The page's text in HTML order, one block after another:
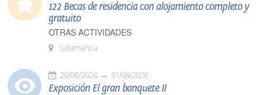
122 Becas de residencia con alojamiento completo y
gratuito
OTRAS ACTIVIDADES
Salamanca
26/06/2026 31/08/2026
Exposición El gran banquete II